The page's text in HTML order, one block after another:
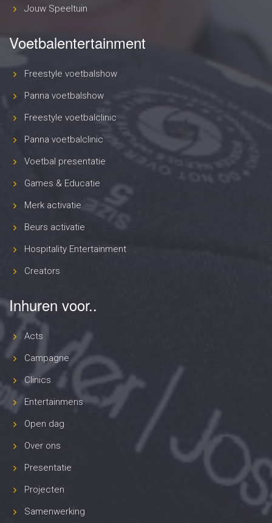
Jouw Speeltuin
Voetbalentertainment
Freestyle voetbalshow
Panna voetbalshow
Freestyle voetbalclinic
Panna voetbalclinic
Voetbal presentatie
Games & Educatie
Merk activatie
Beurs activatie
Hospitality Entertainment
Creators
Inhuren voor..
Acts
Campagne
Clinics
Entertainmens
Open dag
Over ons
Presentatie
Projecten
Samenwerking